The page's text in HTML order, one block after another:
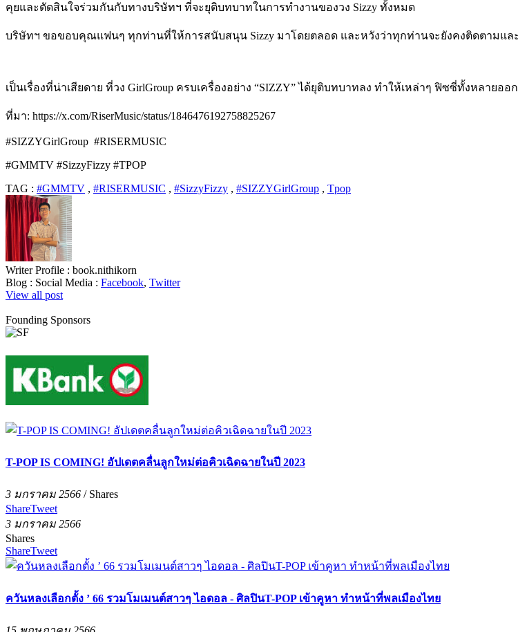
คุยและตัดสินใจร่วมกันกับทางบริษัทฯ ที่จะยุติบทบาทในการทำงานของวง Sizzy ทั้งหมด
บริษัทฯ ขอขอบคุณแฟนๆ ทุกท่านที่ให้การสนับสนุน Sizzy มาโดยตลอด และหวังว่าทุกท่านจะยังคงติดตามแล
เป็นเรื่องที่น่าเสียดาย ที่วง GirlGroup ครบเครื่องอย่าง “SIZZY” ได้ยุติบทบาทลง ทำให้เหล่าๆ ฟิซซี่ทั้งหลาย
ที่มา: https://x.com/RiserMusic/status/1846476192758825267
#SIZZYGirlGroup #RISERMUSIC
#GMMTV #SizzyFizzy #TPOP
TAG : #GMMTV , #RISERMUSIC , #SizzyFizzy , #SIZZYGirlGroup , Tpop
Writer Profile : book.nithikorn
Blog : Social Media : Facebook, Twitter
View all post
Founding Sponsors
T-POP IS COMING! อัปเดตคลื่นลูกใหม่ต่อคิวเฉิดฉายในปี 2023
3 มกราคม 2566 / Shares
ShareTweet
3 มกราคม 2566
Shares
ShareTweet
ควันหลงเลือกตั้ง ’ 66 รวมโมเมนต์สาวๆ ไอดอล - ศิลปินT-POP เข้าคูหา ทำหน้าที่พลเมืองไทย